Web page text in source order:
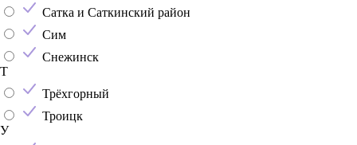
Сатка и Саткинский район
Сим
Снежинск
Т
Трёхгорный
Троицк
У